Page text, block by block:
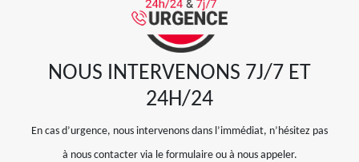
NOUS INTERVENONS 7J/7 ET
24H/24
En cas d’urgence, nous intervenons dans l’immédiat, n’hésitez pas
à nous contacter via le formulaire ou à nous appeler.